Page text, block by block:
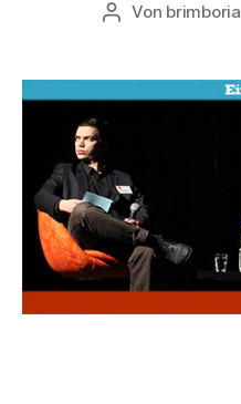
Beitragsautor
Von brimboria